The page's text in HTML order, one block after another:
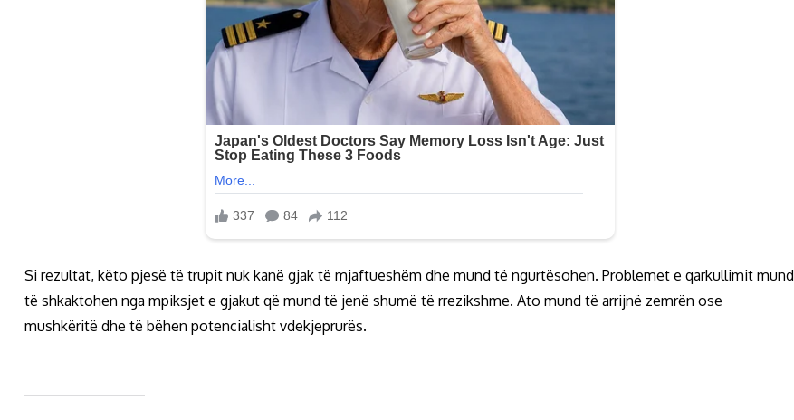
Si rezultat, këto pjesë të trupit nuk kanë gjak të mjaftueshëm dhe mund të ngurtësohen. Problemet e qarkullimit mund
të shkaktohen nga mpiksjet e gjakut që mund të jenë shumë të rrezikshme. Ato mund të arrijnë zemrën ose
mushkëritë dhe të bëhen potencialisht vdekjeprurës.